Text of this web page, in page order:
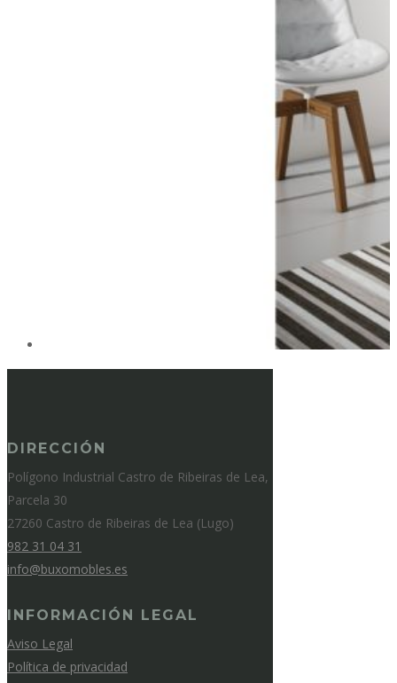
DIRECCIÓN
Polígono Industrial Castro de Ribeiras de Lea,
Parcela 30
27260 Castro de Ribeiras de Lea (Lugo)
982 31 04 31
info@buxomobles.es
INFORMACIÓN LEGAL
Aviso Legal
Política de privacidad